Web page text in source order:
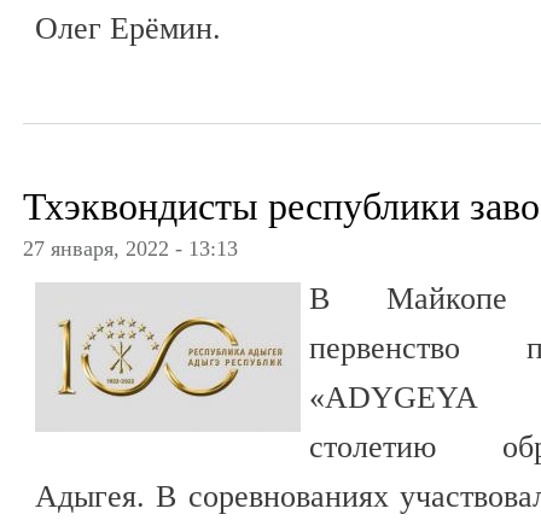
Олег Ерёмин.
Тхэквондисты республики
27 января, 2022 - 13:13
В Майкопе
«ADYGEYA
столетию
Адыгея. В соревнованиях